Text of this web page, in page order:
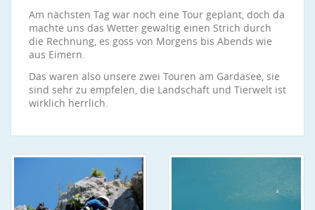
Am nächsten Tag war noch eine Tour geplant, doch da
machte uns das Wetter gewaltig einen Strich durch
die Rechnung, es goss von Morgens bis Abends wie
aus Eimern.
Das waren also unsere zwei Touren am Gardasee, sie
sind sehr zu empfelen, die Landschaft und Tierwelt ist
wirklich herrlich.